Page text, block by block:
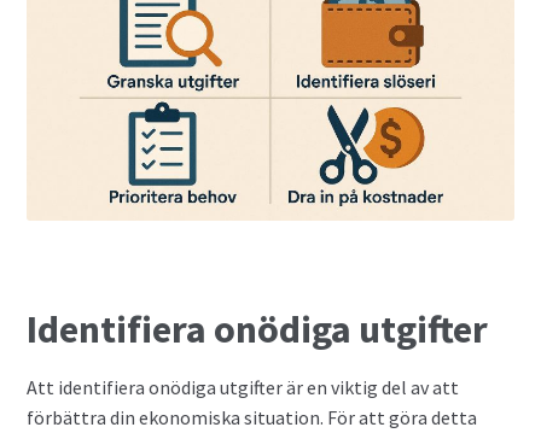
Investera i syndfonder
ISK (Investeringssparkonto)
Kontakta oss
Lån
Samla ihop dina lån
SMS-lån
Identifiera onödiga utgifter
Att identifiera onödiga utgifter är en viktig del av att
förbättra din ekonomiska situation. För att göra detta